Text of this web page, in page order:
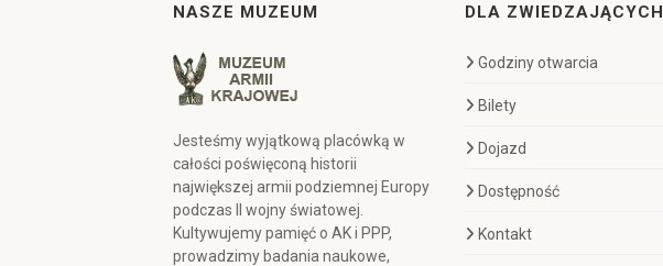
NASZE MUZEUM
Jesteśmy wyjątkową placówką w
całości poświęconą historii
największej armii podziemnej Europy
podczas II wojny światowej.
Kultywujemy pamięć o AK i PPP,
prowadzimy badania naukowe,
DLA ZWIEDZAJĄCYCH
Godziny otwarcia
Bilety
Dojazd
Dostępność
Kontakt